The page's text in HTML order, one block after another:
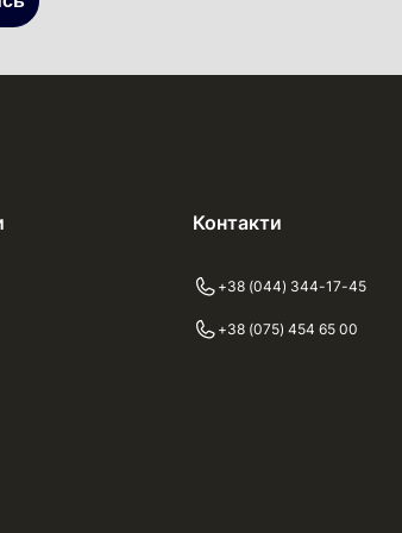
Контакти
+38 (044) 344-17-45
+38 (075) 454 65 00